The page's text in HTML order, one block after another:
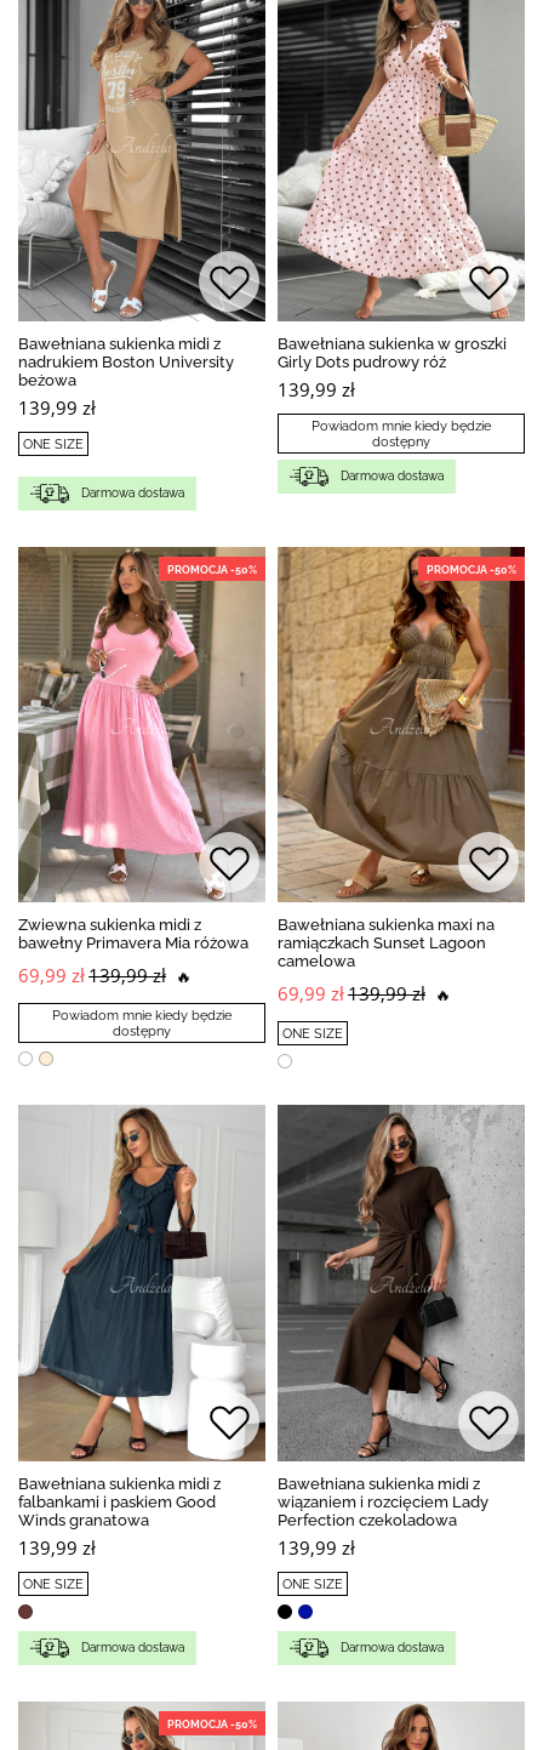
Bawełniana sukienka midi z
nadrukiem Boston University
beżowa
139,99 zł
ONE SIZE
Darmowa dostawa
Bawełniana sukienka w groszki
Girly Dots pudrowy róż
139,99 zł
Powiadom mnie kiedy będzie
dostępny
Darmowa dostawa
PROMOCJA -50%
Zwiewna sukienka midi z
bawełny Primavera Mia różowa
69,99 zł139,99 zł 🔥
Powiadom mnie kiedy będzie
dostępny
PROMOCJA -50%
Bawełniana sukienka maxi na
ramiączkach Sunset Lagoon
camelowa
69,99 zł139,99 zł 🔥
ONE SIZE
Bawełniana sukienka midi z
falbankami i paskiem Good
Winds granatowa
139,99 zł
ONE SIZE
Darmowa dostawa
Bawełniana sukienka midi z
wiązaniem i rozcięciem Lady
Perfection czekoladowa
139,99 zł
ONE SIZE
Darmowa dostawa
PROMOCJA -50%